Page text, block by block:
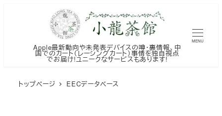
Apple最新動向や未発表デバイスの噂・裏情報、中
国でのカート（レーシングカート）事情を独自視点
でお届け!ユニークなサービスもあります!
MENU
トップページ EECデータベース